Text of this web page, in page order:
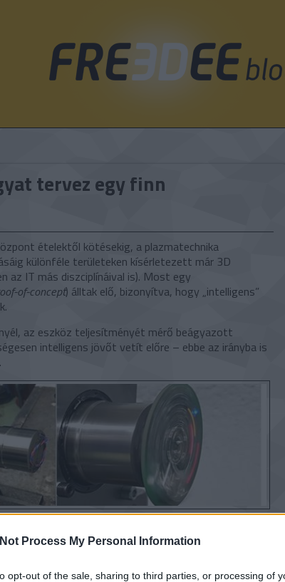
Process My Personal Information
opt-out of the sale, sharing to third parties, or processing of
tervez egy finn
ételektől kötésekig, a plazmatechnika
különféle területeken kísérletezett már 3D
az IT más diszciplínáival is). Most egy
of-concept) álltak elő, bizonyítva, hogy „intelligens”
az eszköz teljesítményét mérő beágyazott
intelligens jövőt vetít előre – ebbe az irányba is
felhasználónak visszajelzést adó tárgyakat készíteni.
állapotára vonatkozik – mennyi terhet bír el,
A vonatkozó méréseket az alkatrészek eredetét is